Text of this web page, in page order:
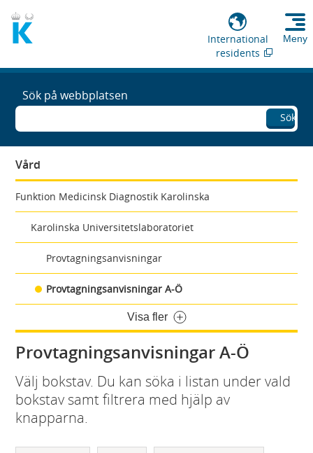
International
residents
Meny
Sök på webbplatsen
Sök
Vård
Funktion Medicinsk Diagnostik Karolinska
Karolinska Universitetslaboratoriet
Provtagningsanvisningar
Provtagningsanvisningar A-Ö
Visa fler
Provtagningsanvisningar A-Ö
Välj bokstav. Du kan söka i listan under vald
bokstav samt filtrera med hjälp av
knapparna.